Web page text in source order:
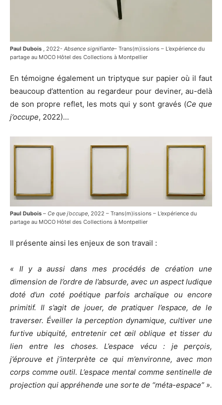
Paul Dubois , 2022- Absence signifiante– Trans(m)issions – L’expérience du
partage au MOCO Hôtel des Collections à Montpellier
En témoigne également un triptyque sur papier où il faut
beaucoup d’attention au regardeur pour deviner, au-delà
de son propre reflet, les mots qui y sont gravés (Ce que
j’occupe, 2022)…
Paul Dubois – Ce que j’occupe , 2022 – Trans(m)issions – L’expérience du
partage au MOCO Hôtel des Collections à Montpellier
Il présente ainsi les enjeux de son travail :
« Il y a aussi dans mes procédés de création une
dimension de l’ordre de l’absurde, avec un aspect ludique
doté d’un coté poétique parfois archaïque ou encore
primitif. Il s’agit de jouer, de pratiquer l’espace, de le
traverser. Éveiller la perception dynamique, cultiver une
furtive ubiquité, entretenir cet œil oblique et tisser du
lien entre les choses. L’espace vécu : je perçois,
j’éprouve et j’interprète ce qui m’environne, avec mon
corps comme outil. L’espace mental comme sentinelle de
projection qui appréhende une sorte de “méta-espace” ».